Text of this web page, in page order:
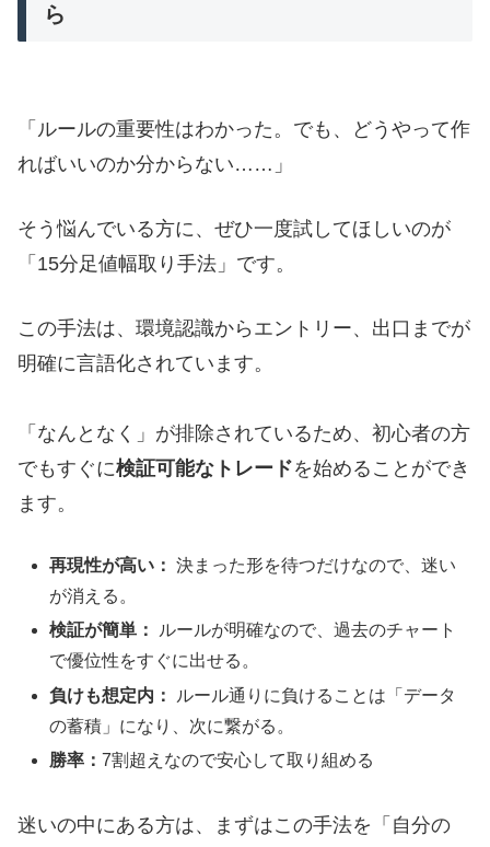
ら
「ルールの重要性はわかった。でも、どうやって作
ればいいのか分からない……」
そう悩んでいる方に、ぜひ一度試してほしいのが
「15分足値幅取り手法」です。
この手法は、環境認識からエントリー、出口までが
明確に言語化されています。
「なんとなく」が排除されているため、初心者の方
でもすぐに検証可能なトレードを始めることができ
ます。
再現性が高い： 決まった形を待つだけなので、迷い
が消える。
検証が簡単：
ルールが明確なので、過去のチャート
で優位性をすぐに出せる。
負けも想定内：
ルール通りに負けることは「データ
の蓄積」になり、次に繋がる。
勝率：7割超えなので安心して取り組める
迷いの中にある方は、まずはこの手法を「自分の